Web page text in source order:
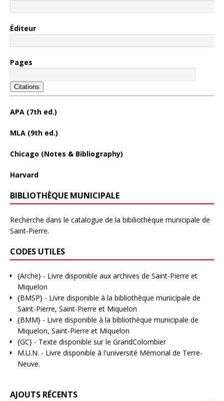
Éditeur
Pages
Citations
APA (7th ed.)
MLA (9th ed.)
Chicago (Notes & Bibliography)
Harvard
BIBLIOTHÈQUE MUNICIPALE
Recherche dans le catalogue de la bibiliothèque municipale de
Saint-Pierre.
CODES UTILES
{Arche} - Livre disponible aux archives de Saint-Pierre et
Miquelon
{BMSP} - Livre disponible à la bibliothèque municipale de
Saint-Pierre, Saint-Pierre et Miquelon
{BMM} - Livre disponible à la bibliothèque municipale de
Miquelon, Saint-Pierre et Miquelon
{GC} - Texte disponible sur le GrandColombier
M.U.N. - Livre disponible à l'université Mémorial de Terre-
Neuve.
AJOUTS RÉCENTS